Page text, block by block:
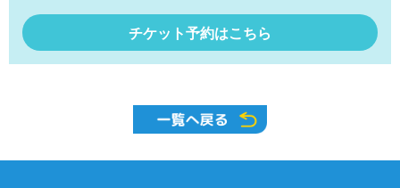
チケット予約はこちら